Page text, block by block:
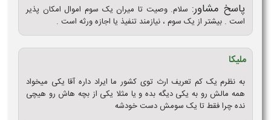
پاسخ مشاور: سلام. وصیت تا میران یک سوم اموال امکان پذیر
است . بیشتر از یک سوم ، نیازمند تنفیذ یا اجازه ورثه است .
ملیکا
به نظرم یک کم تعریف ارث توی کشور ما ایراد داره آقا یکی میخواد
همه مالش رو به یکی دیگه بده و یا مثلا یکی از بچه هاش رو هیچی
نده چرا فقط تا یک سومش دست خودشه